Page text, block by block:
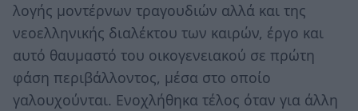
λογής μοντέρνων τραγουδιών αλλά και της
νεοελληνικής διαλέκτου των καιρών, έργο και
αυτό θαυμαστό του οικογενειακού σε πρώτη
φάση περιβάλλοντος, μέσα στο οποίο
γαλουχούνται. Ενοχλήθηκα τέλος όταν για άλλη